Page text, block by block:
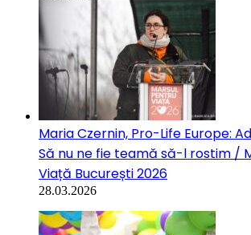
Maria Czernin, Pro-Life Europe:
Să nu ne fie teamă să-l rostim /
Viață București 2026
28.03.2026